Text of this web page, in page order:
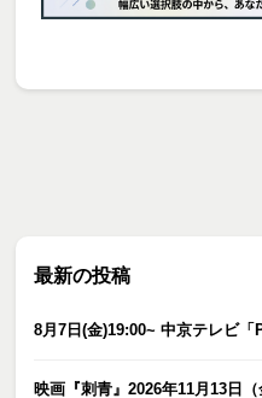
最新の投稿
8月7日(金)19:00~ 中京テレビ「
映画『刺青』2026年11月13日